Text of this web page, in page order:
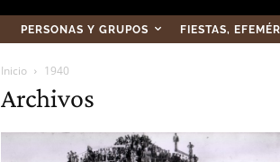
PERSONAS Y GRUPOS FIESTAS,
Inicio 1940
Archivos